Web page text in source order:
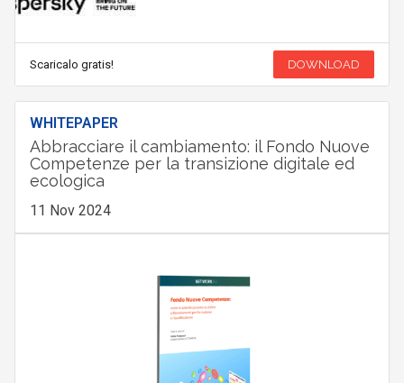
Scaricalo gratis! DOWNLOAD
WHITEPAPER
Abbracciare il cambiamento: il Fondo Nuove
Competenze per la transizione digitale ed
ecologica
11 Nov 2024